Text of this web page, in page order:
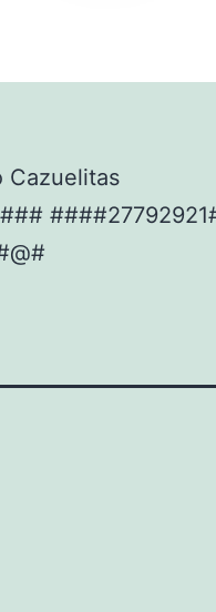
Cazuelitas